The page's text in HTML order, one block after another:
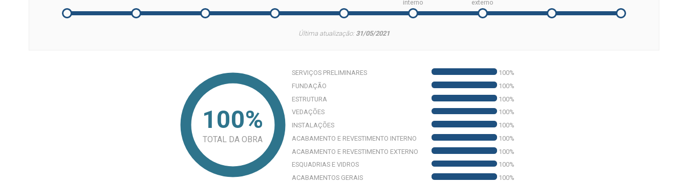
interno
externo
Última atualização: 31/05/2021
100%
TOTAL DA OBRA
SERVIÇOS PRELIMINARES
100%
FUNDAÇÃO
100%
ESTRUTURA
100%
VEDAÇÕES
100%
INSTALAÇÕES
100%
ACABAMENTO E REVESTIMENTO INTERNO
100%
ACABAMENTO E REVESTIMENTO EXTERNO
100%
ESQUADRIAS E VIDROS
100%
ACABAMENTOS GERAIS
100%